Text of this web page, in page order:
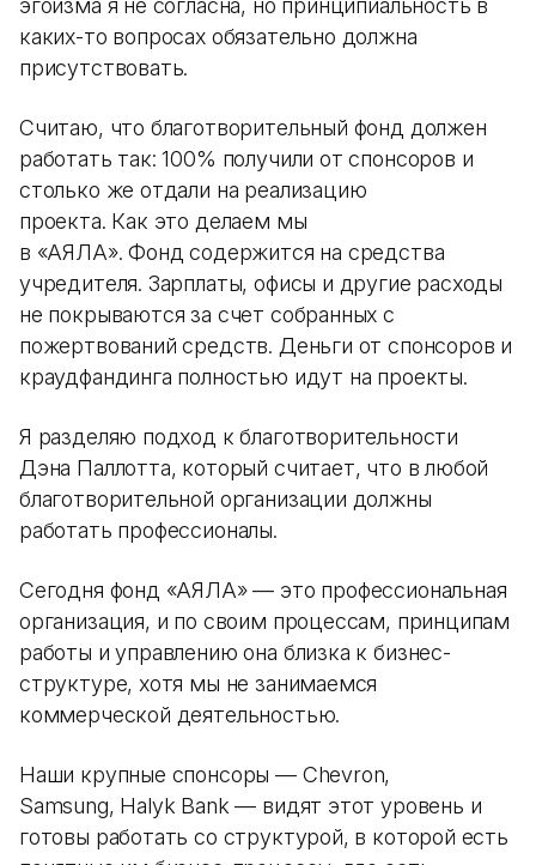
эгоизма я не согласна, но принципиальность в
каких-то вопросах обязательно должна
присутствовать.
Считаю, что благотворительный фонд должен
работать так: 100% получили от спонсоров и
столько же отдали на реализацию
проекта. Как это делаем мы
в «АЯЛА». Фонд содержится на средства
учредителя. Зарплаты, офисы и другие расходы
не покрываются за счет собранных с
пожертвований средств. Деньги от спонсоров и
краудфандинга полностью идут на проекты.
Я разделяю подход к благотворительности
Дэна Паллотта, который считает, что в любой
благотворительной организации должны
работать профессионалы.
Сегодня фонд «АЯЛА» — это профессиональная
организация, и по своим процессам, принципам
работы и управлению она близка к бизнес-
структуре, хотя мы не занимаемся
коммерческой деятельностью.
Наши крупные спонсоры — Chevron,
Samsung, Halyk Bank — видят этот уровень и
готовы работать со структурой, в которой есть